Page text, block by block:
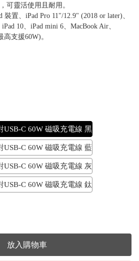
可靈活使用且耐用。
置、iPad Pro 11"/12.9" (2018 or later)、
10、iPad mini 6、MacBook Air、
高支援60W)。
USB-C 60W 磁吸充電線 黑
USB-C 60W 磁吸充電線 藍
USB-C 60W 磁吸充電線 灰
USB-C 60W 磁吸充電線 鈦
放入購物車